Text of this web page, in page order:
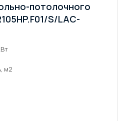
потолочного
S/LAC-
м2